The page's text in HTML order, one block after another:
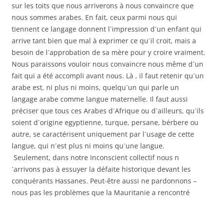
sur les toits que nous arriverons à nous convaincre que
nous sommes arabes. En fait, ceux parmi nous qui
tiennent ce langage donnent l´impression d´un enfant qui
arrive tant bien que mal à exprimer ce qu´il croit, mais a
besoin de l´approbation de sa mère pour y croire vraiment.
Nous paraissons vouloir nous convaincre nous même d´un
fait qui a été accompli avant nous. Là , il faut retenir qu´un
arabe est, ni plus ni moins, quelqu´un qui parle un
langage arabe comme langue maternelle. Il faut aussi
préciser que tous ces Arabes d´Afrique ou d´ailleurs, qu´ils
soient d´origine egyptienne, turque, persane, bérbere ou
autre, se caractérisent uniquement par l´usage de cette
langue, qui n´est plus ni moins qu´une langue.
Seulement, dans notre Inconscient collectif nous n
´arrivons pas à essuyer la défaite historique devant les
conquérants Hassanes. Peut-être aussi ne pardonnons –
nous pas les problèmes que la Mauritanie a rencontré